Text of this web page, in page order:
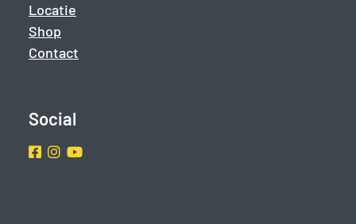
Locatie
Shop
Contact
Social
Facebook
Instragram
Youtube